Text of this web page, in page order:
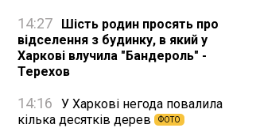
14:27
Шість родин просять про
відселення з будинку, в який у
Харкові влучила "Бандероль" -
Терехов
14:16
У Харкові негода повалила
кілька десятків дерев
ФОТО